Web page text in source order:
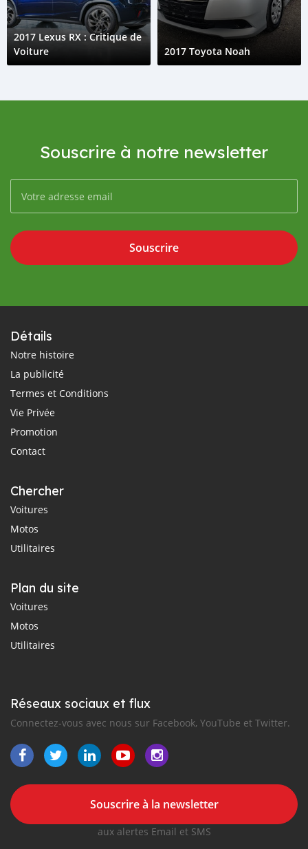
2017 Lexus RX : Critique de
Voiture
2017 Toyota Noah
Souscrire à notre newsletter
Souscrire
Détails
Notre histoire
La publicité
Termes et Conditions
Vie Privée
Promotion
Contact
Chercher
Voitures
Motos
Utilitaires
Plan du site
Voitures
Motos
Utilitaires
Réseaux sociaux et flux
Connectez-vous avec nous sur Facebook, YouTube et Twitter.
Souscrire à la newsletter
aux alertes Email et SMS